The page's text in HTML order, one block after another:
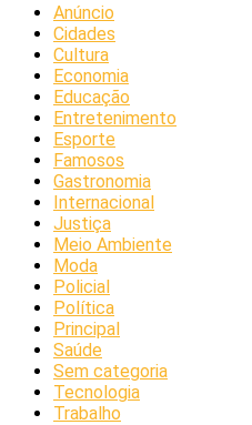
Anúncio
Cidades
Cultura
Economia
Educação
Entretenimento
Esporte
Famosos
Gastronomia
Internacional
Justiça
Meio Ambiente
Moda
Policial
Política
Principal
Saúde
Sem categoria
Tecnologia
Trabalho